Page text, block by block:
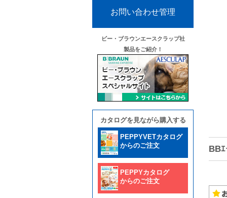
お問い合わせ管理
ビー・ブラウンエースクラップ社
製品をご紹介！
カタログを見ながら購入する
PEPPYVETカタログ
からのご注文
PEPPYカタログ
からのご注文
BB